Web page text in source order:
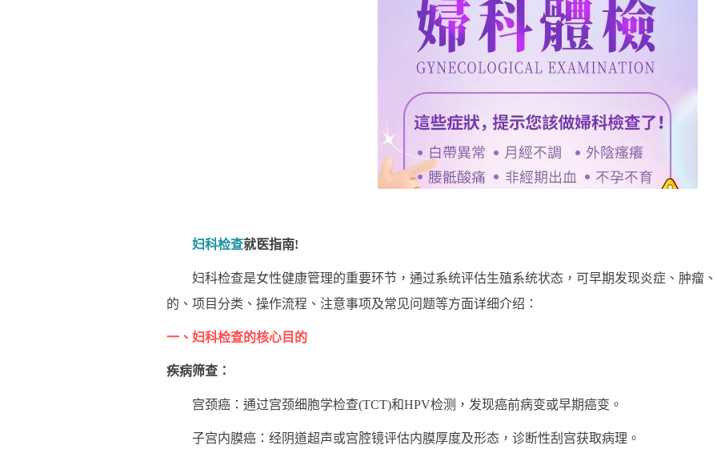
妇科检查就医指南!
妇科检查是女性健康管理的重要环节，通过系统评估生殖系统状态，可早期发现炎症、肿瘤
的、项目分类、操作流程、注意事项及常见问题等方面详细介绍：
一、妇科检查的核心目的
疾病筛查：
宫颈癌：通过宫颈细胞学检查(TCT)和HPV检测，发现癌前病变或早期癌变。
子宫内膜癌：经阴道超声或宫腔镜评估内膜厚度及形态，诊断性刮宫获取病理。